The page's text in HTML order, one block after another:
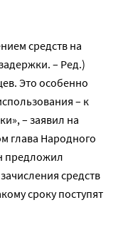
средств на
– Ред.)
Это особенно
– к
– заявил на
глава Народного
предложил
средств
сроку поступят